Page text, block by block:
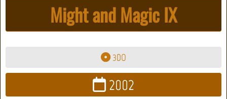
Might and Magic IX
3DO
2002